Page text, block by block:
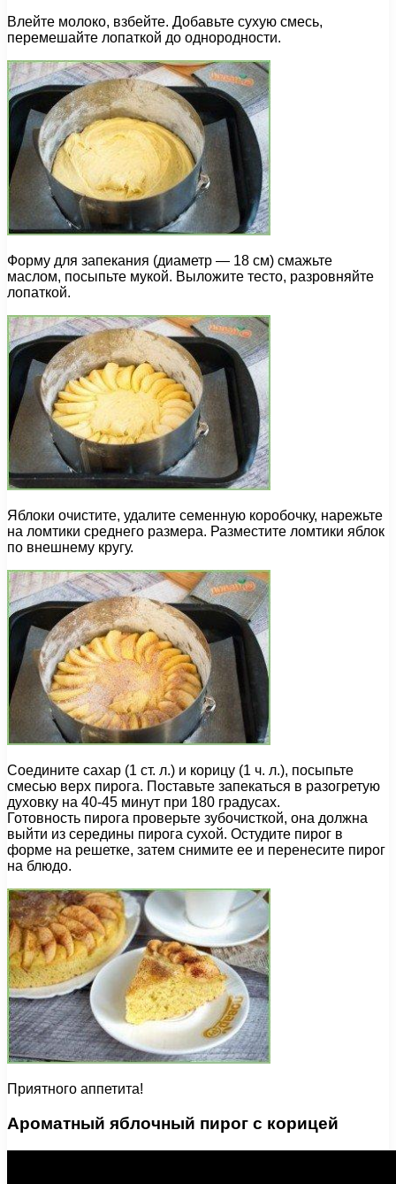
Влейте молоко, взбейте. Добавьте сухую смесь,
перемешайте лопаткой до однородности.
Форму для запекания (диаметр — 18 см) смажьте
маслом, посыпьте мукой. Выложите тесто, разровняйте
лопаткой.
Яблоки очистите, удалите семенную коробочку, нарежьте
на ломтики среднего размера. Разместите ломтики яблок
по внешнему кругу.
Соедините сахар (1 ст. л.) и корицу (1 ч. л.), посыпьте
смесью верх пирога. Поставьте запекаться в разогретую
духовку на 40-45 минут при 180 градусах.
Готовность пирога проверьте зубочисткой, она должна
выйти из середины пирога сухой. Остудите пирог в
форме на решетке, затем снимите ее и перенесите пирог
на блюдо.
Приятного аппетита!
Ароматный яблочный пирог с корицей